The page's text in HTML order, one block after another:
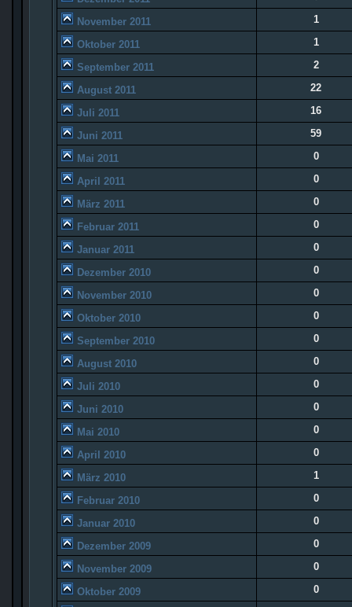
November 2011 1
Oktober 2011 1
September 2011 2
August 2011 22
Juli 2011 16
Juni 2011 59
Mai 2011 0
April 2011 0
März 2011 0
Februar 2011 0
Januar 2011 0
Dezember 2010 0
November 2010 0
Oktober 2010 0
September 2010 0
August 2010 0
Juli 2010 0
Juni 2010 0
Mai 2010 0
April 2010 0
März 2010 1
Februar 2010 0
Januar 2010 0
Dezember 2009 0
November 2009 0
Oktober 2009
0